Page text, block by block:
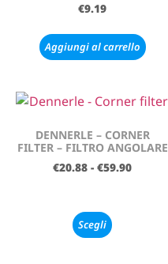
€9.19
Aggiungi al carrello
DENNERLE – CORNER
FILTER – FILTRO ANGOLARE
€20.88 - €59.90
Scegli